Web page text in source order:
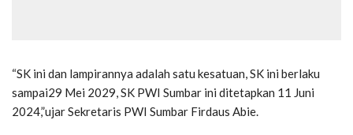
“SK ini dan lampirannya adalah satu kesatuan, SK ini berlaku
sampai29 Mei 2029, SK PWI Sumbar ini ditetapkan 11 Juni
2024,”ujar Sekretaris PWI Sumbar Firdaus Abie.